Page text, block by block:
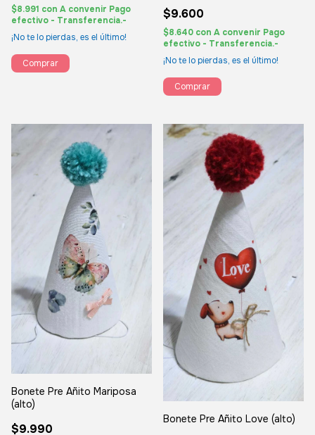
$8.991 con A convenir Pago
efectivo - Transferencia.-
¡No te lo pierdas, es el último!
Comprar
$9.600
$8.640 con A convenir Pago
efectivo - Transferencia.-
¡No te lo pierdas, es el último!
Comprar
Bonete Pre Añito Mariposa
(alto)
$9.990
Bonete Pre Añito Love (alto)